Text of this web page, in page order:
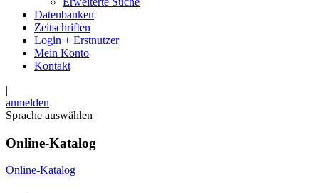
Datenbanken
Zeitschriften
Login + Erstnutzer
Mein Konto
Kontakt
|
anmelden
Sprache auswählen
Online-Katalog
Online-Katalog